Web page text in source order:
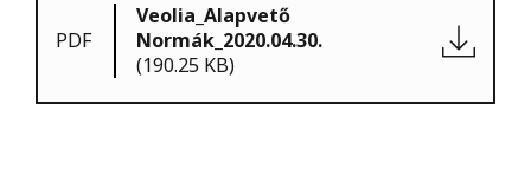
PDF
Veolia_Alapvető
Normák_2020.04.30.
(190.25 KB)